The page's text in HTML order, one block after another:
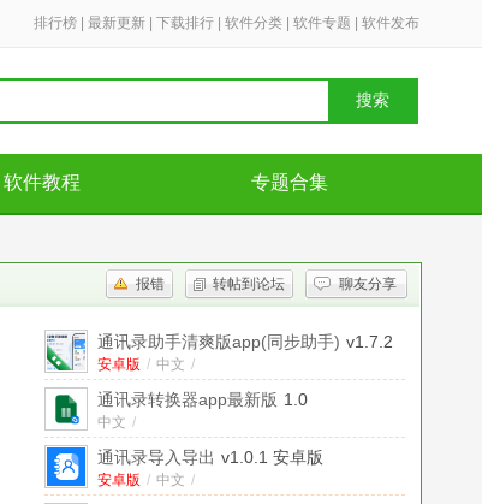
排行榜 最新更新 下载排行 软件分类 软件专题 软件发布
搜索
软件教程 专题合集
报错 转帖到论坛 聊友分享
通讯录助手清爽版app(同步助手) v1.7.2
安卓版
安卓版 / 中文 /
通讯录转换器app最新版 1.0
中文 /
通讯录导入导出 v1.0.1 安卓版
安卓版 / 中文 /